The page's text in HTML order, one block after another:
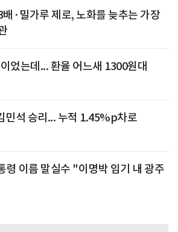
배·밀가루 제로, 노화를 늦추는 가장
었는데... 환율 어느새 1300원대
민석 승리... 누적 1.45%p차로
령 이름 말실수 "이명박 임기 내 광주